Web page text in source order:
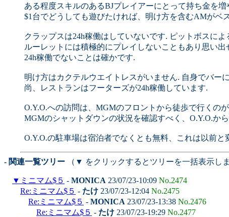
ある程度スキルのあるBJプレイアーにとって持ち金を
$1台でどうしても遊びたければ、明け方を含むAMがベ
クラップスは24h稼働はしていないです. ピットボスに
ルーレットには積極的にプレイしないこともあり思い
24h稼働でないことは確かです.
明け方はカクテルウエイトレスがいません. 自身でバ
尚、レストランはフーターズが24h稼働しています.
O.Y.O.への訪問は、MGMのフロントから徒歩で行くの
MGMのシャットダウンの状況を確認すべく、O.Y.O.か
O.Y.O.の駐車場は宿泊者でなくとも無料、これは以前と
- 関連一覧ツリー （▼ をクリックするとツリーを一括表示しま
▼ ミニマム$５ - MONICA 23/07/23-10:09 No.2474
Re:ミニマム$５ - たけ 23/07/23-12:04 No.2475
Re:ミニマム$５ - MONICA 23/07/23-13:38 No.2476
Re:ミニマム$５ - たけ 23/07/23-19:29 No.2477